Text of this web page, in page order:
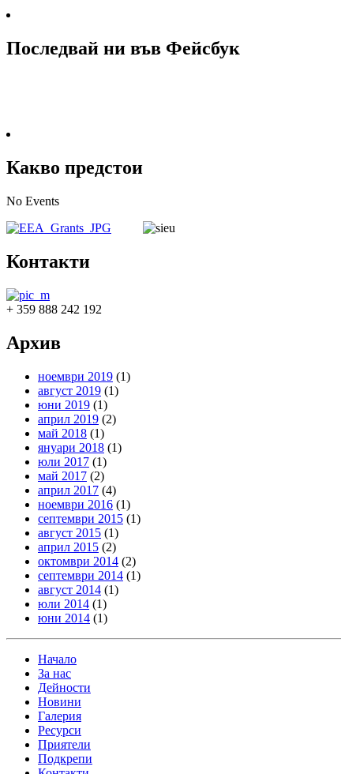
Последвай ни във Фейсбук
Какво предстои
No Events
Контакти
+ 359 888 242 192
Архив
ноември 2019 (1)
август 2019 (1)
юни 2019 (1)
април 2019 (2)
май 2018 (1)
януари 2018 (1)
юли 2017 (1)
май 2017 (2)
април 2017 (4)
ноември 2016 (1)
септември 2015 (1)
август 2015 (1)
април 2015 (2)
октомври 2014 (2)
септември 2014 (1)
август 2014 (1)
юли 2014 (1)
юни 2014 (1)
Начало
За нас
Дейности
Новини
Галерия
Ресурси
Приятели
Подкрепи